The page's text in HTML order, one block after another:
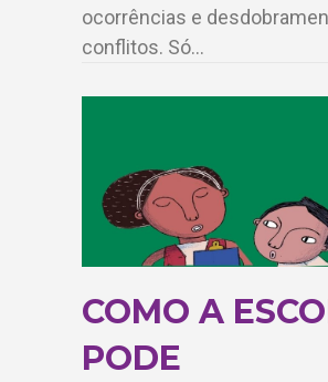
ocorrências e
conflitos. Só…
COMO A
PODE